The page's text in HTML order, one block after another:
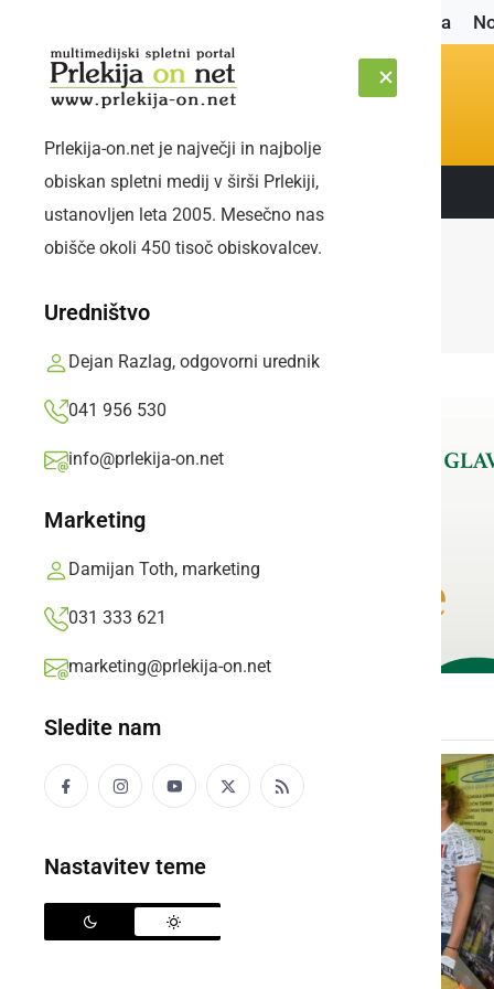
Naslovnica
PETEK, 7. AVGUST 2026 Sledite nam:
Prlekija-on.net je največji in najbolje
obiskan spletni medij v širši Prlekiji,
ustanovljen leta 2005. Mesečno nas
obišče okoli 450 tisoč obiskovalcev.
Uredništvo
Dejan Razlag, odgovorni urednik
041 956 530
info@prlekija-on.net
Marketing
Damijan Toth, marketing
031 333 621
marketing@prlekija-on.net
Sledite nam
Nastavitev teme